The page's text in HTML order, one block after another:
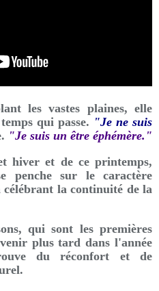
les vastes plaines, elle
qui passe. "Je ne suis
"Je suis un être éphémère."
hiver et de ce printemps,
penche sur le caractère
célébrant la continuité de la
qui sont les premières
plus tard dans l'année
du réconfort et de